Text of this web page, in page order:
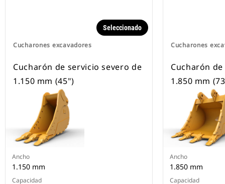
Cucharones excavadores
Seleccionado
Cucharón de servicio severo de
1.150 mm (45")
Ancho
1.150 mm
Capacidad
Cucharones
Cucharón
1.850 mm
Ancho
1.850 mm
Capacidad